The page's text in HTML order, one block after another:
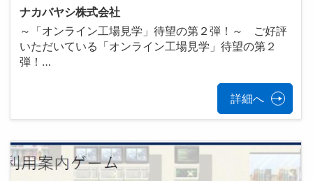
ナカバヤシ株式会社
～「オンライン工場見学」待望の第２弾！～ ご好評
いただいている「オンライン工場見学」待望の第２
弾！…
詳細へ